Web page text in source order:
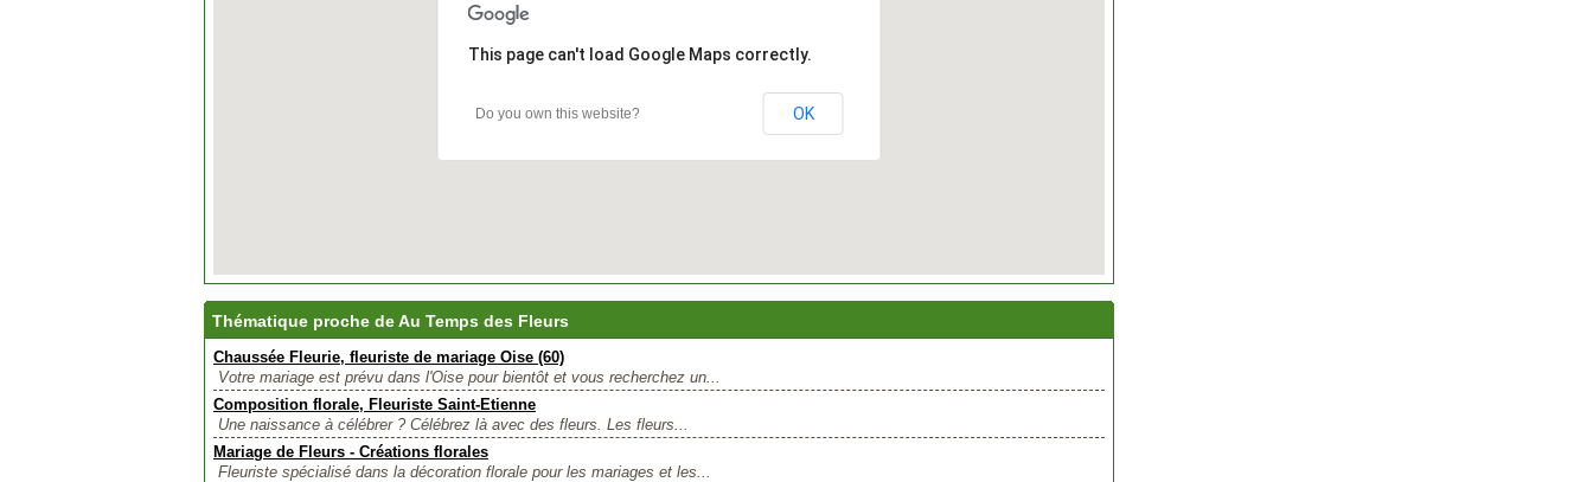
This page can't load Google Maps correctly.
Do you own this website? OK
Thématique proche de Au Temps des Fleurs
Chaussée Fleurie, fleuriste de mariage Oise (60)
Votre mariage est prévu dans l'Oise pour bientôt et vous recherchez un...
Composition florale, Fleuriste Saint-Etienne
Une naissance à célébrer ? Célébrez là avec des fleurs. Les fleurs...
Mariage de Fleurs - Créations florales
Fleuriste spécialisé dans la décoration florale pour les mariages et les...